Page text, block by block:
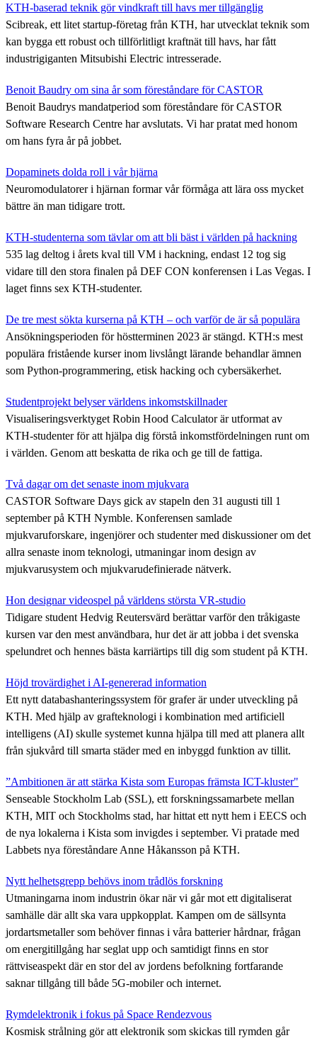
KTH-baserad teknik gör vindkraft till havs mer tillgänglig
Scibreak, ett litet startup-företag från KTH, har utvecklat teknik som
kan bygga ett robust och tillförlitligt kraftnät till havs, har fått
industrigiganten Mitsubishi Electric intresserade.
Benoit Baudry om sina år som föreståndare för CASTOR
Benoit Baudrys mandatperiod som föreståndare för CASTOR
Software Research Centre har avslutats. Vi har pratat med honom
om hans fyra år på jobbet.
Dopaminets dolda roll i vår hjärna
Neuromodulatorer i hjärnan formar vår förmåga att lära oss mycket
bättre än man tidigare trott.
KTH-studenterna som tävlar om att bli bäst i världen på hackning
535 lag deltog i årets kval till VM i hackning, endast 12 tog sig
vidare till den stora finalen på DEF CON konferensen i Las Vegas. I
laget finns sex KTH-studenter.
De tre mest sökta kurserna på KTH – och varför de är så populära
Ansökningsperioden för höstterminen 2023 är stängd. KTH:s mest
populära fristående kurser inom livslångt lärande behandlar ämnen
som Python-programmering, etisk hacking och cybersäkerhet.
Studentprojekt belyser världens inkomstskillnader
Visualiseringsverktyget Robin Hood Calculator är utformat av
KTH-studenter för att hjälpa dig förstå inkomstfördelningen runt om
i världen. Genom att beskatta de rika och ge till de fattiga.
Två dagar om det senaste inom mjukvara
CASTOR Software Days gick av stapeln den 31 augusti till 1
september på KTH Nymble. Konferensen samlade
mjukvaruforskare, ingenjörer och studenter med diskussioner om det
allra senaste inom teknologi, utmaningar inom design av
mjukvarusystem och mjukvarudefinierade nätverk.
Hon designar videospel på världens största VR-studio
Tidigare student Hedvig Reutersvärd berättar varför den tråkigaste
kursen var den mest användbara, hur det är att jobba i det svenska
spelundret och hennes bästa karriärtips till dig som student på KTH.
Höjd trovärdighet i AI-genererad information
Ett nytt databashanteringssystem för grafer är under utveckling på
KTH. Med hjälp av grafteknologi i kombination med artificiell
intelligens (AI) skulle systemet kunna hjälpa till med att planera allt
från sjukvård till smarta städer med en inbyggd funktion av tillit.
”Ambitionen är att stärka Kista som Europas främsta ICT-kluster"
Senseable Stockholm Lab (SSL), ett forskningssamarbete mellan
KTH, MIT och Stockholms stad, har hittat ett nytt hem i EECS och
de nya lokalerna i Kista som invigdes i september. Vi pratade med
Labbets nya föreståndare Anne Håkansson på KTH.
Nytt helhetsgrepp behövs inom trådlös forskning
Utmaningarna inom industrin ökar när vi går mot ett digitaliserat
samhälle där allt ska vara uppkopplat. Kampen om de sällsynta
jordartsmetaller som behöver finnas i våra batterier hårdnar, frågan
om energitillgång har seglat upp och samtidigt finns en stor
rättviseaspekt där en stor del av jordens befolkning fortfarande
saknar tillgång till både 5G-mobiler och internet.
Rymdelektronik i fokus på Space Rendezvous
Kosmisk strålning gör att elektronik som skickas till rymden går